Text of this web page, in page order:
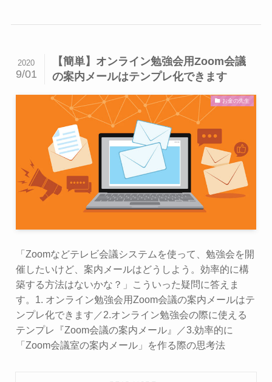
【簡単】オンライン勉強会用Zoom会議
の案内メールはテンプレ化できます
2020
9/01
お金の先生
「Zoomなどテレビ会議システムを使って、勉強会を開
催したいけど、案内メールはどうしよう。効率的に構
築する方法はないかな？」こういった疑問に答えま
す。1. オンライン勉強会用Zoom会議の案内メールはテ
ンプレ化できます／2.オンライン勉強会の際に使える
テンプレ『Zoom会議の案内メール』／3.効率的に
「Zoom会議室の案内メール」を作る際の思考法